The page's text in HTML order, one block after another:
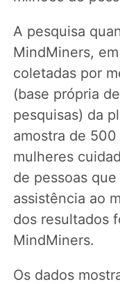
A pesquisa
MindMiners,
coletadas por
(base própria
pesquisas) da
amostra de
mulheres
de pessoas
assistência ao
dos resultados
MindMiners.
Os dados